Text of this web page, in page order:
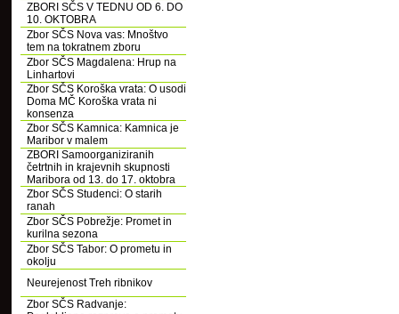
ZBORI SČS V TEDNU OD 6. DO
10. OKTOBRA
Zbor SČS Nova vas: Mnoštvo
tem na tokratnem zboru
Zbor SČS Magdalena: Hrup na
Linhartovi
Zbor SČS Koroška vrata: O usodi
Doma MČ Koroška vrata ni
konsenza
Zbor SČS Kamnica: Kamnica je
Maribor v malem
ZBORI Samoorganiziranih
četrtnih in krajevnih skupnosti
Maribora od 13. do 17. oktobra
Zbor SČS Studenci: O starih
ranah
Zbor SČS Pobrežje: Promet in
kurilna sezona
Zbor SČS Tabor: O prometu in
okolju
Neurejenost Treh ribnikov
Zbor SČS Radvanje: